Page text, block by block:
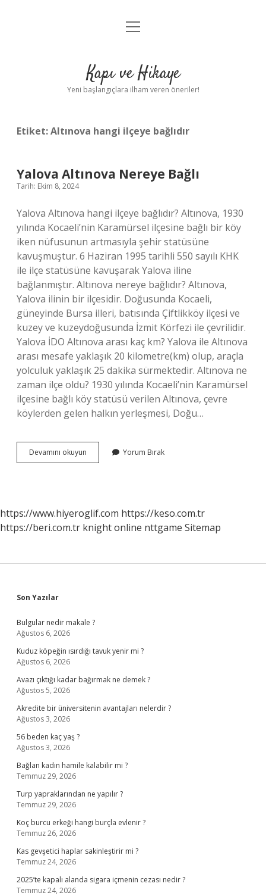
Anasayfa
Yasal Uyarı
menüyü
Kapı ve Hikaye
Yeni başlangıçlara ilham veren öneriler!
Etiket:Altınova hangi ilçeye bağlıdır
Yalova Altınova Nereye Bağlı
Tarih: Ekim 8, 2024
Yalova Altınova hangi ilçeye bağlıdır? Altınova, 1930
yılında Kocaeli’nin Karamürsel ilçesine bağlı bir köy
iken nüfusunun artmasıyla şehir statüsüne
kavuşmuştur. 6 Haziran 1995 tarihli 550 sayılı KHK
ile ilçe statüsüne kavuşarak Yalova iline
bağlanmıştır. Altınova nereye bağlıdır? Altınova,
Yalova ilinin bir ilçesidir. Doğusunda Kocaeli,
güneyinde Bursa illeri, batısında Çiftlikköy ilçesi ve
kuzey ve kuzeydoğusunda İzmit Körfezi ile çevrilidir.
Yalova İDO Altınova arası kaç km? Yalova ile Altınova
arası mesafe yaklaşık 20 kilometre(km) olup, araçla
yolculuk yaklaşık 25 dakika sürmektedir. Altınova ne
zaman ilçe oldu? 1930 yılında Kocaeli’nin Karamürsel
ilçesine bağlı köy statüsü verilen Altınova, çevre
köylerden gelen halkın yerleşmesi, Doğu…
Devamını okuyun
Altınova
Yorum Bırak
https://www.hiyeroglif.com https://keso.com.tr
https://beri.com.tr knight online nttgame Sitemap
Sidebar
Son Yazılar
Bulgular nedir makale ?
Ağustos 6, 2026
Kuduz köpeğin ısırdığı tavuk yenir mi ?
Ağustos 6, 2026
Avazı çıktığı kadar bağırmak ne demek ?
Ağustos 5, 2026
Akredite bir üniversitenin avantajları nelerdir ?
Ağustos 3, 2026
56 beden kaç yaş ?
Ağustos 3, 2026
Bağlan kadın hamile kalabilir mi ?
Temmuz 29, 2026
Turp yapraklarından ne yapılır ?
Temmuz 29, 2026
Koç burcu erkeği hangi burçla evlenir ?
Temmuz 26, 2026
Kas gevşetici haplar sakinleştirir mi ?
Temmuz 24, 2026
2025’te kapalı alanda sigara içmenin cezası nedir ?
Temmuz 24, 2026